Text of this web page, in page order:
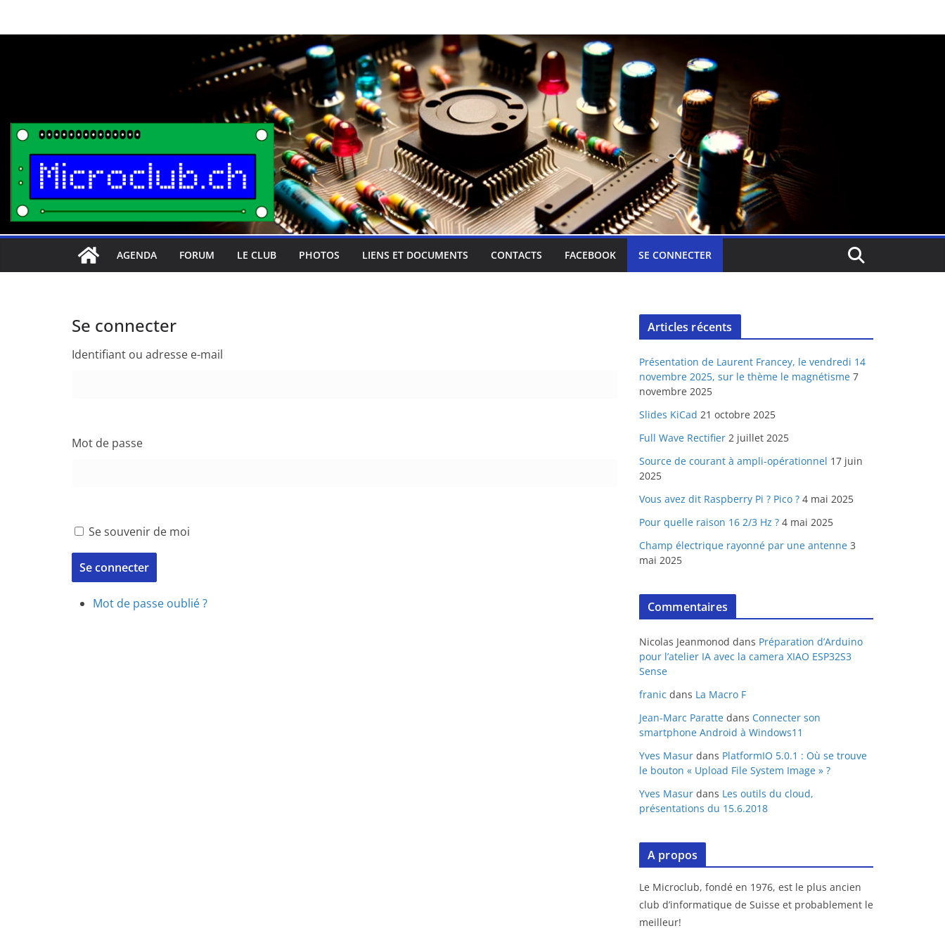
AGENDA FORUM LE CLUB PHOTOS LIENS ET DOCUMENTS CONTACTS FACEBOOK SE CONNECTER
Se connecter
Identifiant ou adresse e-mail
Mot de passe
Se souvenir de moi
Se connecter
Mot de passe oublié ?
Articles récents
Présentation de Laurent Francey, le vendredi 14
novembre 2025, sur le thème le magnétisme 7
novembre 2025
Slides KiCad 21 octobre 2025
Full Wave Rectifier 2 juillet 2025
Source de courant à ampli-opérationnel 17 juin
2025
Vous avez dit Raspberry Pi ? Pico ? 4 mai 2025
Pour quelle raison 16 2/3 Hz ? 4 mai 2025
Champ électrique rayonné par une antenne 3
mai 2025
Commentaires
Nicolas Jeanmonod dans Préparation d’Arduino
pour l’atelier IA avec la camera XIAO ESP32S3
Sense
franic dans La Macro F
Jean-Marc Paratte dans Connecter son
smartphone Android à Windows11
Yves Masur dans PlatformIO 5.0.1 : Où se trouve
le bouton « Upload File System Image » ?
Yves Masur dans Les outils du cloud,
présentations du 15.6.2018
A propos
Le Microclub, fondé en 1976, est le plus ancien
club d’informatique de Suisse et probablement le
meilleur!